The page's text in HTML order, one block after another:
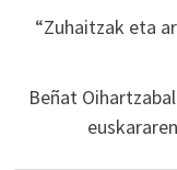
“Zuhaitzak eta
Beñat